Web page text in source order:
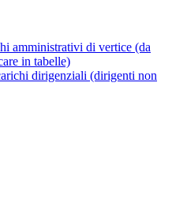
amministrativi di vertice (da
in tabelle)
dirigenziali (dirigenti non